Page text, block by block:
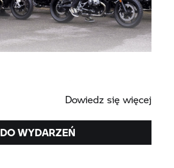
Dowiedz się więcej
DO WYDARZEŃ